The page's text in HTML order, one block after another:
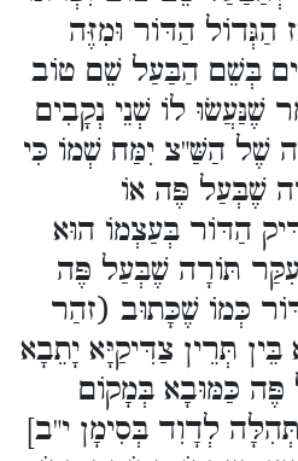
הַגְּדוֹל הַדּוֹר וּמִזֶּה
בְּשֵׁם הַבַּעַל שֵׁם טוֹב
שֶׁנַּעֲשׂוּ לוֹ שְׁנֵי נְקָבִים
שֶׁל הַשַּׁ"צ יִמַּח שְׁמוֹ כִּי
שֶׁבְּעַל פֶּה אוֹ
הַדּוֹר בְּעַצְמוֹ הוּא
תּוֹרָה שֶׁבְּעַל פֶּה
כְּמוֹ שֶׁכָּתוּב (זהַר
בֵּין תְּרֵין צַדִּיקַיָּא יָתֵבָא
כַּמּוּבָא בְּמָקוֹם
לְדָוִד בְּסִימָן י"ב]